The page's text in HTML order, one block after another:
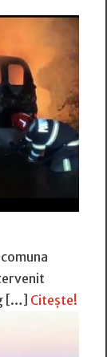
[…] Citește!